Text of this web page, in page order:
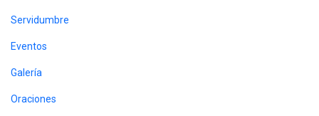
Servidumbre
Eventos
Galería
Oraciones